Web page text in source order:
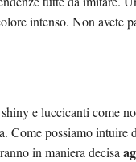
intenso. Non avete
e luccicanti come
Come possiamo intuire
in maniera decisa